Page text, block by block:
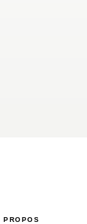
PROPOS